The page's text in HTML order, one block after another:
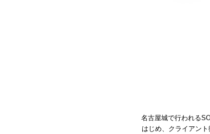
名古屋城で行われる
はじめ、 クライアント